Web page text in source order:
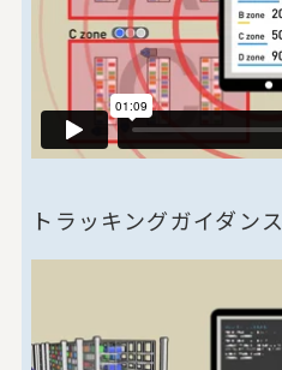
トラッキングガイダンス